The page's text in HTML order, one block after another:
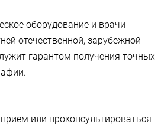
оборудование и врачи-
отечественной, зарубежной
гарантом получения точных
или проконсультироваться